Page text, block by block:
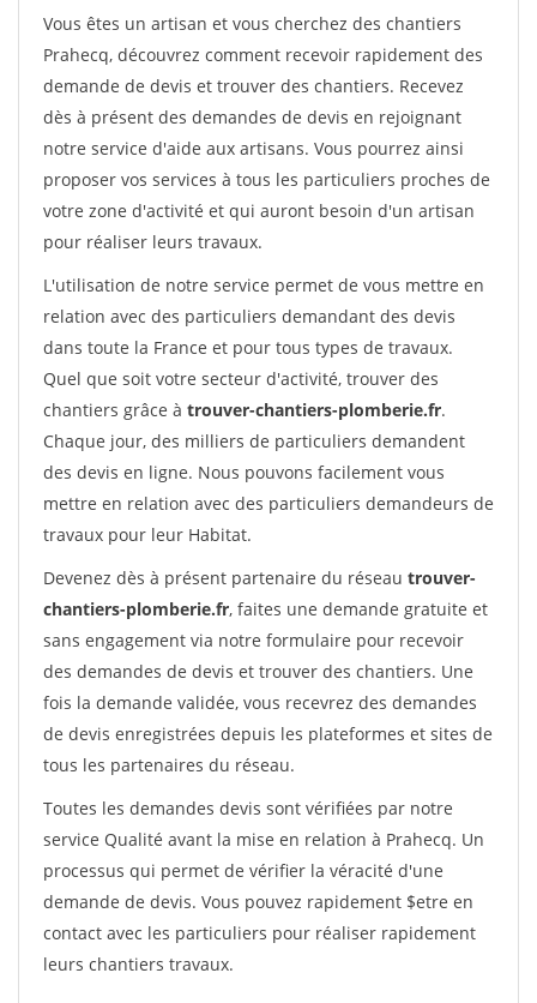
Vous êtes un artisan et vous cherchez des chantiers
Prahecq, découvrez comment recevoir rapidement des
demande de devis et trouver des chantiers. Recevez
dès à présent des demandes de devis en rejoignant
notre service d'aide aux artisans. Vous pourrez ainsi
proposer vos services à tous les particuliers proches de
votre zone d'activité et qui auront besoin d'un artisan
pour réaliser leurs travaux.
L'utilisation de notre service permet de vous mettre en
relation avec des particuliers demandant des devis
dans toute la France et pour tous types de travaux.
Quel que soit votre secteur d'activité, trouver des
chantiers grâce à trouver-chantiers-plomberie.fr.
Chaque jour, des milliers de particuliers demandent
des devis en ligne. Nous pouvons facilement vous
mettre en relation avec des particuliers demandeurs de
travaux pour leur Habitat.
Devenez dès à présent partenaire du réseau trouver-
chantiers-plomberie.fr, faites une demande gratuite et
sans engagement via notre formulaire pour recevoir
des demandes de devis et trouver des chantiers. Une
fois la demande validée, vous recevrez des demandes
de devis enregistrées depuis les plateformes et sites de
tous les partenaires du réseau.
Toutes les demandes devis sont vérifiées par notre
service Qualité avant la mise en relation à Prahecq. Un
processus qui permet de vérifier la véracité d'une
demande de devis. Vous pouvez rapidement $etre en
contact avec les particuliers pour réaliser rapidement
leurs chantiers travaux.